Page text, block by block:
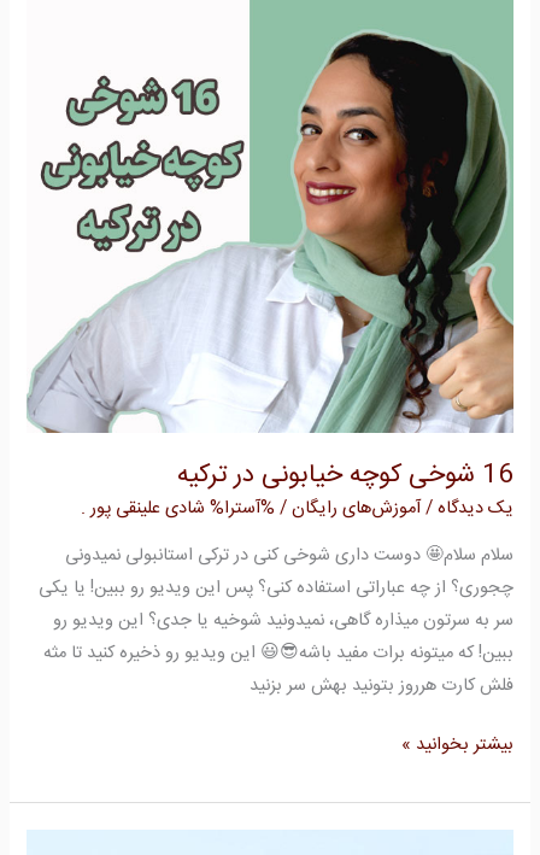
16 شوخی کوچه خیابونی در ترکیه
یک دیدگاه/آموزش‌های رایگان/ %آسترا% شادی علینقی پور .
سلام سلام🤩 دوست داری شوخی کنی در ترکی استانبولی نمیدونی
چجوری؟ از چه عباراتی استفاده کنی؟ پس این ویدیو رو ببین! یا یکی
سر به سرتون میذاره گاهی، نمیدونید شوخیه یا جدی؟ این ویدیو رو
ببین! که میتونه برات مفید باشه😎😃 این ویدیو رو ذخیره کنید تا مثه
فلش کارت هرروز بتونید بهش سر بزنید
خیابونی
ترکیه
بیشتر بخوانید »